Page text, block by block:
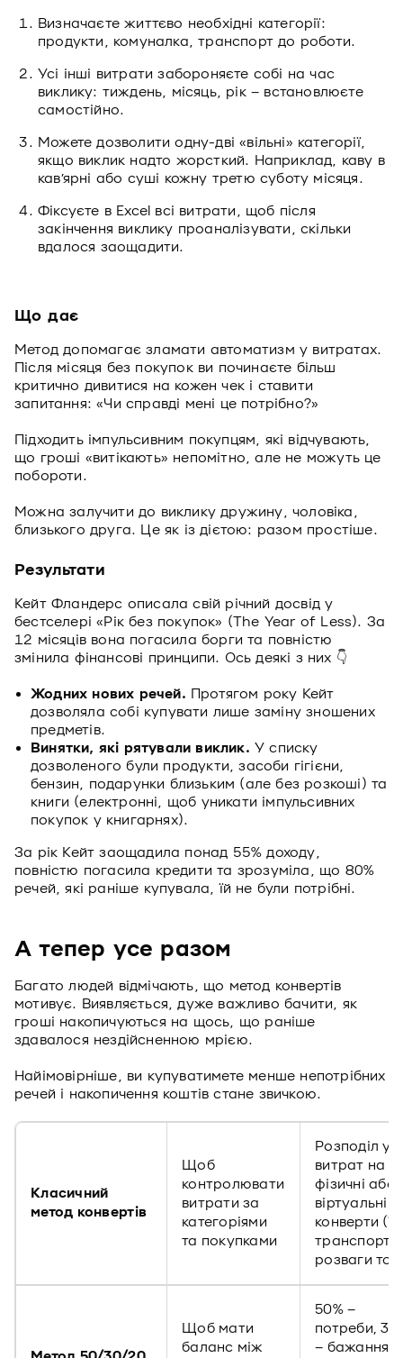
Визначаєте життєво необхідні категорії:
продукти, комуналка, транспорт до роботи.
Усі інші витрати забороняєте собі на час
виклику: тиждень, місяць, рік – встановлюєте
самостійно.
Можете дозволити одну-дві «вільні» категорії,
якщо виклик надто жорсткий. Наприклад, каву в
кав’ярні або суші кожну третю суботу місяця.
Фіксуєте в Excel всі витрати, щоб після
закінчення виклику проаналізувати, скільки
вдалося заощадити.
Що дає
Метод допомагає зламати автоматизм у витратах.
Після місяця без покупок ви починаєте більш
критично дивитися на кожен чек і ставити
запитання: «Чи справді мені це потрібно?»
Підходить імпульсивним покупцям, які відчувають,
що гроші «витікають» непомітно, але не можуть це
побороти.
Можна залучити до виклику дружину, чоловіка,
близького друга. Це як із дієтою: разом простіше.
Результати
Кейт Фландерс описала свій річний досвід у
бестселері «Рік без покупок» (The Year of Less). За
12 місяців вона погасила борги та повністю
змінила фінансові принципи. Ось деякі з них 👇
Жодних нових речей. Протягом року Кейт
дозволяла собі купувати лише заміну зношених
предметів.
Винятки, які рятували виклик. У списку
дозволеного були продукти, засоби гігієни,
бензин, подарунки близьким (але без розкоші) та
книги (електронні, щоб уникати імпульсивних
покупок у книгарнях).
За рік Кейт заощадила понад 55% доходу,
повністю погасила кредити та зрозуміла, що 80%
речей, які раніше купувала, їй не були потрібні.
А тепер усе разом
Багато людей відмічають, що метод конвертів
мотивує. Виявляється, дуже важливо бачити, як
гроші накопичуються на щось, що раніше
здавалося нездійсненною мрією.
Найімовірніше, ви купуватимете менше непотрібних
речей і накопичення коштів стане звичкою.
Класичний
метод конвертів
Щоб
контролювати
витрати за
категоріями
та покупками
Розподіл
витрат на
фізичні або
віртуальні
конверти
транспорт,
розваги
Щоб мати
баланс між
50% –
потреби,
– бажання,